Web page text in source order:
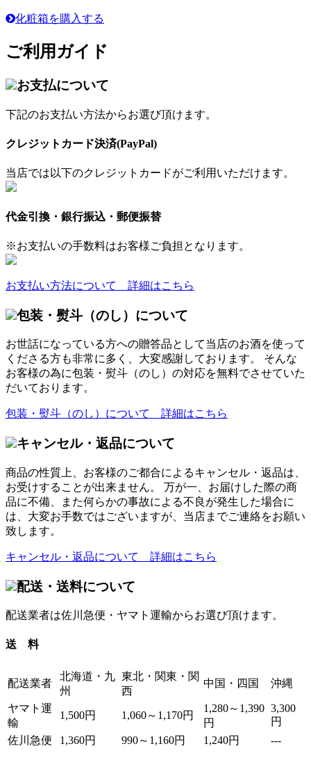
化粧箱を購入する
ご利用ガイド
お支払について
下記のお支払い方法からお選び頂けます。
クレジットカード決済(PayPal)
当店では以下のクレジットカードがご利用いただけます。
代金引換・銀行振込・郵便振替
※お支払いの手数料はお客様ご負担となります。
お支払い方法について 詳細はこちら
包装・熨斗（のし）について
お世話になっている方への贈答品として当店のお酒を使って
くださる方も非常に多く、大変感謝しております。 そんな
お客様の為に包装・熨斗（のし）の対応を無料でさせていた
だいております。
包装・熨斗（のし）について 詳細はこちら
キャンセル・返品について
商品の性質上、お客様のご都合によるキャンセル・返品は、
お受けすることが出来ません。 万が一、お届けした際の商
品に不備、また何らかの事故による不良が発生した場合に
は、大変お手数ではございますが、当店までご連絡をお願い
致します。
キャンセル・返品について 詳細はこちら
配送・送料について
配送業者は佐川急便・ヤマト運輸からお選び頂けます。
送 料
配送業者
北海道・九
州
東北・関東・関
西
中国・四国 沖縄
ヤマト運
輸
1,500円 1,060～1,170円
1,280～1,390
円
3,300
円
佐川急便
1,360円 990～1,160円 1,240円 ---